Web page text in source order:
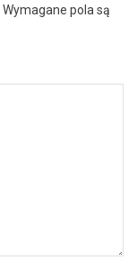
Wymagane pola są